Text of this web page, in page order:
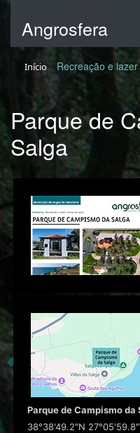
Angrosfera
Início Recreação e lazer
Parque de
Salga
Parque de Campismo da
38°38'49.2"N